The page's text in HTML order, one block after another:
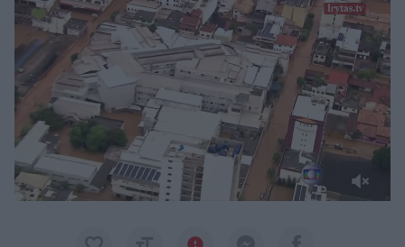
Paremkite Ukrainą